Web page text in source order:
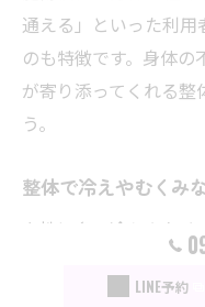
通える」といった利
のも特徴です。身体
が寄り添ってくれる整
う。
整体で冷えやむくみ
女性に多い冷えやむ
盤の歪みなどが原因
整体院では、女性ス
LINE予約